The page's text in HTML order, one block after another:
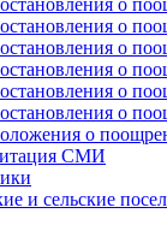
о
о
о
о
о
о
о
СМИ
и сельские